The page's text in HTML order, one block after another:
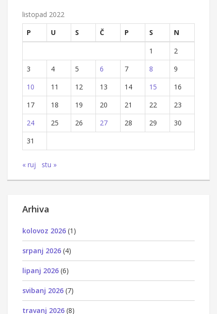
listopad 2022
P
U S Č P S
N
1
2
3
4 5 6 7 8
9
10
11 12 13 14 15
16
17
18 19 20 21 22
23
24
25 26 27 28 29
30
31
« ruj stu »
Arhiva
kolovoz 2026 (1)
srpanj 2026 (4)
lipanj 2026 (6)
svibanj 2026 (7)
travanj 2026 (8)